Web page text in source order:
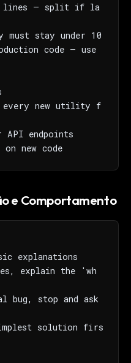
lines — split if la
must stay under 10
code — use
new utility f
endpoints
on new code
e Comportamento
explanations
explain the 'wh
bug, stop and ask
solution firs